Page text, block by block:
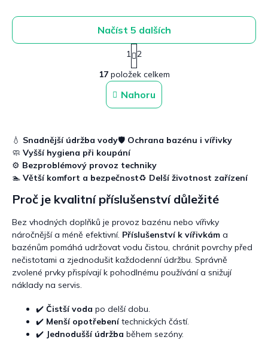
O
v
l
á
d
c
í
r
v
k
y
ý
p
i
s
u
Načíst 5 dalších
S
t
r
á
k
o
n
1 2
17položek celkem
Nahoru
💧 Snadnější údržba vody🛡️ Ochrana bazénu i vířivky
🧼 Vyšší hygiena při koupání
⚙️ Bezproblémový provoz techniky
🏊 Větší komfort a bezpečnost♻️ Delší životnost zařízení
Proč je kvalitní příslušenství důležité
Bez vhodných doplňků je provoz bazénu nebo vířivky
náročnější a méně efektivní. Příslušenství k vířivkám a
bazénům pomáhá udržovat vodu čistou, chránit povrchy před
nečistotami a zjednodušit každodenní údržbu. Správně
zvolené prvky přispívají k pohodlnému používání a snižují
náklady na servis.
✔️ Čistší voda po delší dobu.
✔️ Menší opotřebenítechnických částí.
✔️ Jednodušší údržba během sezóny.